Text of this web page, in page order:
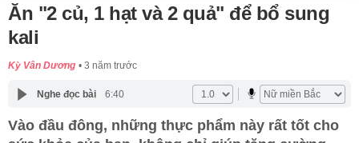
Ăn "2 củ, 1 hạt và 2 quả" để bổ sung
kali
Kỳ Vân Dương 3 năm trước
Nghe đọc bài 6:40
Vào đầu đông, những thực phẩm này rất tốt cho